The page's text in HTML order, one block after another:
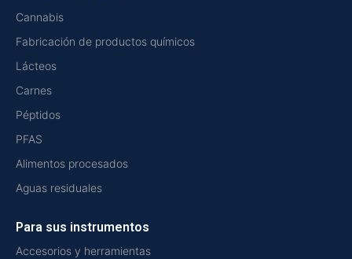
Cannabis
Fabricación de productos químicos
Lácteos
Carnes
Péptidos
PFAS
Alimentos procesados
Aguas residuales
Para sus instrumentos
Accesorios y herramientas